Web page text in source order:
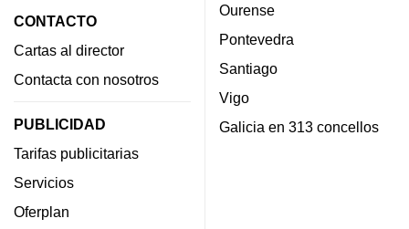
CONTACTO
Cartas al director
Contacta con nosotros
PUBLICIDAD
Tarifas publicitarias
Servicios
Oferplan
Ourense
Pontevedra
Santiago
Vigo
Galicia en 313 concellos